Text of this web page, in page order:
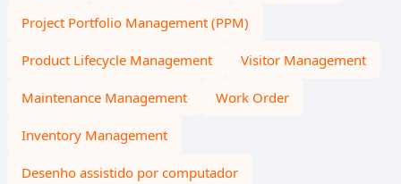
Project Portfolio Management (PPM)
Product Lifecycle Management Visitor Management
Maintenance Management Work Order
Inventory Management
Desenho assistido por computador